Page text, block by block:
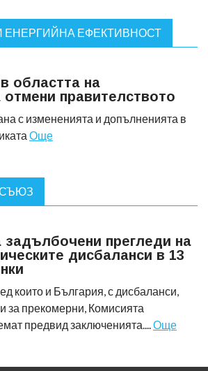
ЕНЕРГИЙНА ЕФЕКТИВНОСТ
областта на
отмени правителството
с измененията и допълненията в
Още
задълбочени прегледи на
дисбаланси в 13
които и България, с дисбаланси,
за прекомерни, Комисията
предвид заключенията....Още